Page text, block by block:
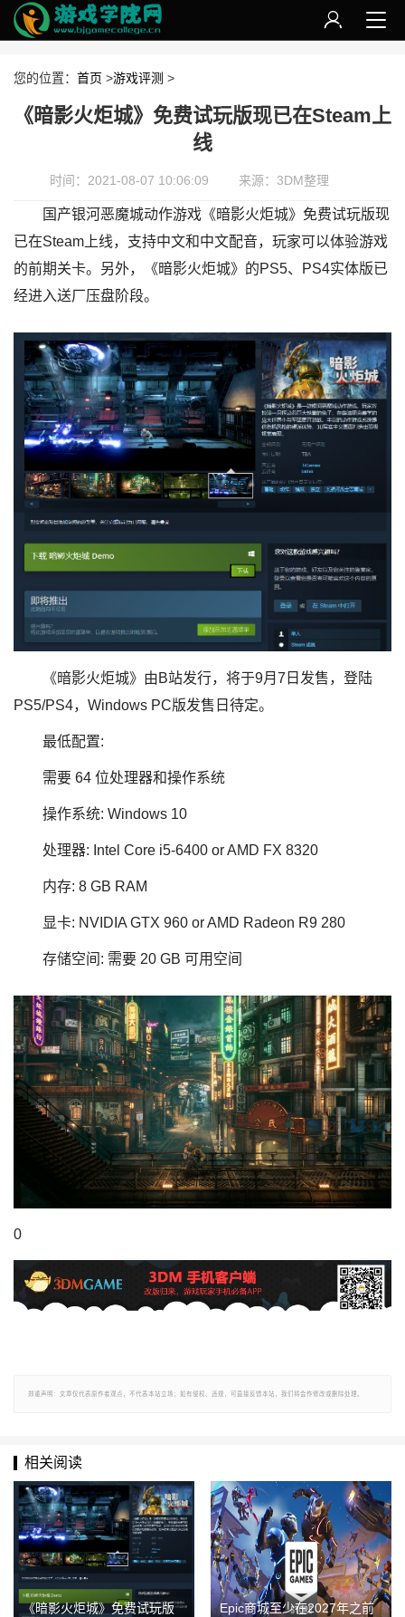
您的位置： 首页 >游戏评测 >
《暗影火炬城》免费试玩版现已在Steam上
线
时间：2021-08-07 10:06:09 来源：3DM整理
国产银河恶魔城动作游戏《暗影火炬城》免费试玩版现
已在Steam上线，支持中文和中文配音，玩家可以体验游戏
的前期关卡。另外，《暗影火炬城》的PS5、PS4实体版已
经进入送厂压盘阶段。
《暗影火炬城》由B站发行，将于9月7日发售，登陆
PS5/PS4，Windows PC版发售日待定。
最低配置:
需要 64 位处理器和操作系统
操作系统: Windows 10
处理器: Intel Core i5-6400 or AMD FX 8320
内存: 8 GB RAM
显卡: NVIDIA GTX 960 or AMD Radeon R9 280
存储空间: 需要 20 GB 可用空间
0
郑重声明：文章仅代表原作者观点，不代表本站立场；如有侵权、违规，可直接反馈本站，我们将会作修改或删除处理。
相关阅读
《暗影火炬城》免费试玩版
Epic商城至少在2027年之前